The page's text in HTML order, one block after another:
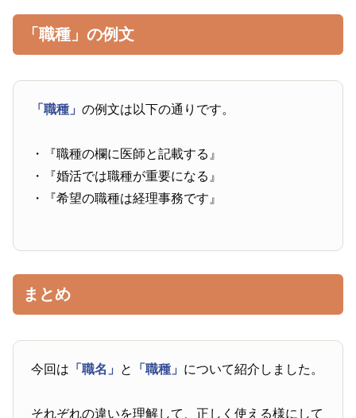
「職種」の例文
「職種」の例文は以下の通りです。
・『職種の欄に医師と記載する』
・『婚活では職種が重要になる』
・『希望の職種は経理事務です』
まとめ
今回は 「職名」 と 「職種」 について紹介しました。
それぞれの違いを理解して、正しく使える様にして